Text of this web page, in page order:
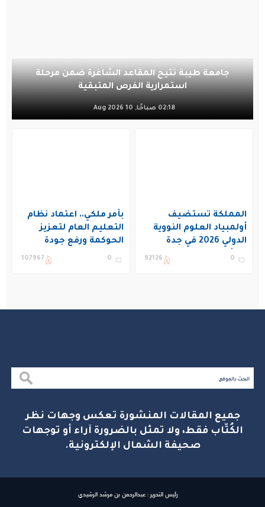
جامعة طيبة تتيح المقاعد الشاغرة ضمن مرحلة
استمرارية الفرص المتبقية
02:18 صباحًا, 10 Aug 2026
المملكة تستضيف
أولمبياد العلوم النووية
الدولي 2026 في جدة
بمشاركة 19 دولة
0
92126
بأمر ملكي.. اعتماد نظام
التعليم العام لتعزيز
الحوكمة ورفع جودة
التعليم في المملكة
0
107967
جميع المقالات المنشورة تعكس وجهات نظر
الكُتّاب فقط، ولا تمثل بالضرورة آراء أو توجهات
صحيفة الشمال الإلكترونية.
رئيس التحرير : عبدالرحمن بن مرشد الرشيدي